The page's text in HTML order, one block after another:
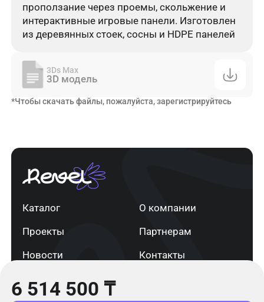
проползание через проемы, скольжение и
интерактивные игровые панели. Изготовлен
из деревянных стоек, сосны и HDPE панелей
3Ds Max
3D модель
*Чтобы скачать файлы, пожалуйста, зарегистрируйтесь
6 514 500 ₸
Каталог
О компании
Проекты
Партнерам
Новости
Контакты
г. Астана
+7 705 820 91 13